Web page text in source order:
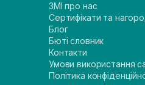
ЗМІ про нас
Сертифікати та
Блог
Бюті словник
Контакти
Умови використання
Політика